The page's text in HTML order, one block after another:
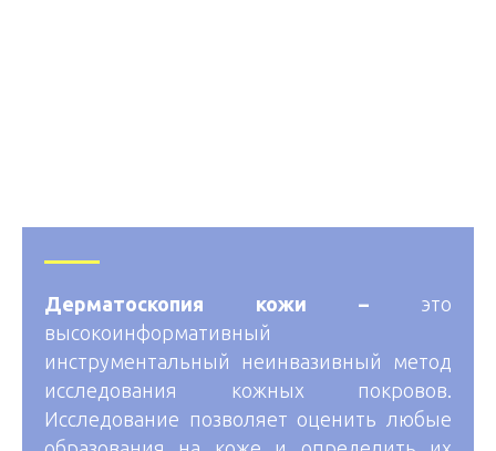
Дерматоскопия кожи – это
высокоинформативный
инструментальный неинвазивный метод
исследования кожных покровов.
Исследование позволяет оценить любые